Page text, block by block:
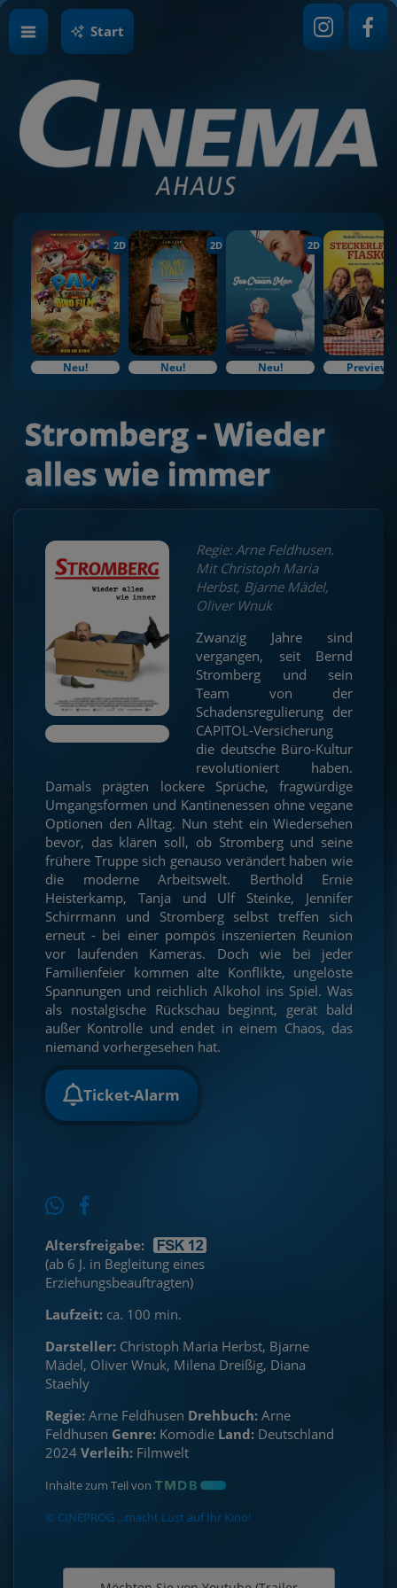
Start
2D
Neu!
2D
Neu!
2D
Neu! Preview
Stromberg - Wieder
alles wie immer
Regie: Arne Feldhusen.
Mit Christoph Maria
Herbst, Bjarne Mädel,
Oliver Wnuk
Zwanzig Jahre sind
vergangen, seit Bernd
Stromberg und sein
Team von der
Schadensregulierung der
CAPITOL-Versicherung
die deutsche Büro-Kultur
revolutioniert haben.
Damals prägten lockere Sprüche, fragwürdige
Umgangsformen und Kantinenessen ohne vegane
Optionen den Alltag. Nun steht ein Wiedersehen
bevor, das klären soll, ob Stromberg und seine
frühere Truppe sich genauso verändert haben wie
die moderne Arbeitswelt. Berthold Ernie
Heisterkamp, Tanja und Ulf Steinke, Jennifer
Schirrmann und Stromberg selbst treffen sich
erneut - bei einer pompös inszenierten Reunion
vor laufenden Kameras. Doch wie bei jeder
Familienfeier kommen alte Konflikte, ungelöste
Spannungen und reichlich Alkohol ins Spiel. Was
als nostalgische Rückschau beginnt, gerät bald
außer Kontrolle und endet in einem Chaos, das
niemand vorhergesehen hat.
Ticket-Alarm
Altersfreigabe:
(ab 6 J. in Begleitung eines
Erziehungsbeauftragten)
Laufzeit: ca. 100 min.
Darsteller: Christoph Maria Herbst, Bjarne
Mädel, Oliver Wnuk, Milena Dreißig, Diana
Staehly
Regie: Arne Feldhusen Drehbuch: Arne
Feldhusen Genre: Komödie Land: Deutschland
2024 Verleih: Filmwelt
Inhalte zum Teil von
© CINEPROG ...macht Lust auf Ihr Kino!